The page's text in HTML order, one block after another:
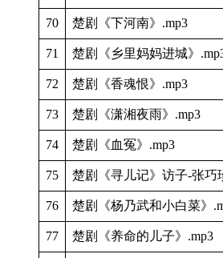
70 楚剧《下河南》.mp3
71 楚剧《乡里妈妈进城》
72 楚剧《香魂恨》.mp3
73 楚剧《潇湘夜雨》.mp3
74 楚剧《血冤》.mp3
75 楚剧《寻儿记》访子-张巧
76 楚剧《杨乃武和小白菜》
77 楚剧《养命的儿子》.mp3